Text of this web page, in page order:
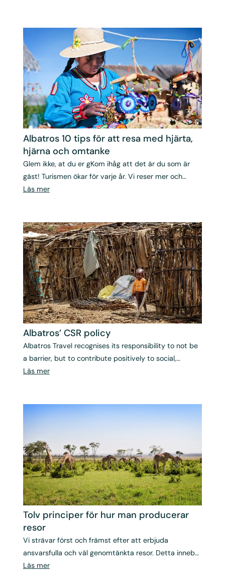
Albatros 10 tips för att resa med hjärta,
hjärna och omtanke
Glem ikke, at du er gKom ihåg att det är du som är
gäst! Turismen ökar för varje år. Vi reser mer och
längre bort och kontakten mellan människor från olika
Läs mer
Albatros’ CSR policy
Albatros Travel recognises its responsibility to not be
a barrier, but to contribute positively to social,
environmental and economic sustainable
Läs mer
Tolv principer för hur man producerar
resor
Vi strävar först och främst efter att erbjuda
ansvarsfulla och väl genomtänkta resor. Detta innebär
att vi fokuserar på följande när vi producerar våra
Läs mer